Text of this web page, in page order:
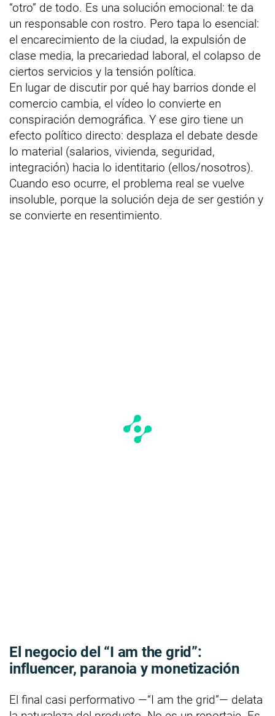
“otro” de todo. Es una solución emocional: te da
un responsable con rostro. Pero tapa lo esencial:
el encarecimiento de la ciudad, la expulsión de
clase media, la precariedad laboral, el colapso de
ciertos servicios y la tensión política.
En lugar de discutir por qué hay barrios donde el
comercio cambia, el vídeo lo convierte en
conspiración demográfica. Y ese giro tiene un
efecto político directo: desplaza el debate desde
lo material (salarios, vivienda, seguridad,
integración) hacia lo identitario (ellos/nosotros).
Cuando eso ocurre, el problema real se vuelve
insoluble, porque la solución deja de ser gestión y
se convierte en resentimiento.
El negocio del “I am the grid”:
influencer, paranoia y monetización
El final casi performativo —“I am the grid”— delata